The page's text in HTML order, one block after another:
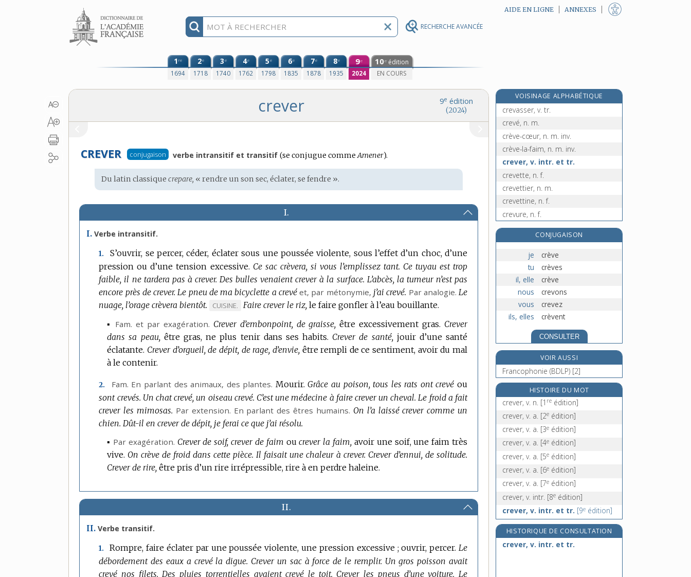
RECHERCHE AVANCÉE
Aller au contenu AIDE EN LIGNE ANNEXES
1re
1694
2e
1718
3e
1740
4e
1762
5e
1798
6e
1835
7e
1878
8e
1935
9e
2024
10e édition
EN COURS
9e édition
(2024)
crever
CREVER conjugaison verbe intransitif et transitif Conjugaison
(se conjugue commeAmener).
Étymologie
:
Dulatin classique crepare, « rendre un son sec, éclater, se fendre ».
I.
I. Verbe intransitif.
1.
S’ouvrir, se percer, céder, éclater sous une poussée violente, sous l’effet d’un choc, d’une
pression ou d’une tension excessive. Ce sac crèvera, si vous l’emplissez tant. Ce tuyau est trop
faible, il ne tardera pas à crever. Des bulles venaient crever à la surface. L’abcès, la tumeur n’est pas
encore près de crever. Le pneu de ma bicyclette a crevé et, par métonymie, j’ai crevé. Par analogie. Le
nuage, l’orage crèvera bientôt.
MARQUE
DOMAINE
CUISINE. Faire crever le riz, le faire gonfler à l’eau bouillante.
▪ Fam. et par exagération. Crever d’embonpoint, de graisse, être excessivement gras. Crever
dans sa peau, être gras, ne plus tenir dans ses habits. Crever de santé, jouir d’une santé
éclatante. Crever d’orgueil, de dépit, de rage, d’envie, être rempli de ce sentiment, avoir du mal
à le contenir.
2. Fam. En parlant des animaux, des plantes. Mourir. Grâce au poison, tous les rats ont crevé ou
sont crevés. Un chat crevé, un oiseau crevé. C’est une médecine à faire crever un cheval. Le froid a fait
crever les mimosas. Par extension. En parlant des êtres humains. On l’a laissé crever comme un
chien. Dût-il en crever de dépit, je ferai ce que j’ai résolu.
▪ Par exagération. Crever de soif, crever de faim oucrever la faim, avoir une soif, une faim très
vive. On crève de froid dans cette pièce. Il faisait une chaleur à crever. Crever d’ennui, de solitude.
Crever de rire, être pris d’un rire irrépressible, rire à en perdre haleine.
II.
II. Verbe transitif.
1. Rompre, faire éclater par une poussée violente, une pression excessive ; ouvrir, percer. Le
débordement des eaux a crevé la digue. Crever un sac à force de le remplir. Un gros poisson avait
crevé nos filets. Des pluies torrentielles avaient crevé le toit. Crever les pneus d’une voiture. Le
VOISINAGE ALPHABÉTIQUE
crevasse, n. f.
crevasser, v. tr.
crevé, n. m.
crève-cœur, n. m. inv.
crève-la-faim, n. m. inv.
crever, v. intr. et tr.
crevette, n. f.
crevettier, n. m.
crevettine, n. f.
crevure, n. f.
cri, n. m.
criaillement, n. m.
criailler, v. intr.
criaillerie, n. f.
criailleur, -euse, n.
CONJUGAISON
je
crève
tu
crèves
il, elle
crève
nous
crevons
vous
crevez
ils, elles
crèvent
CONSULTER
VOIR AUSSI
Francophonie (BDLP) [2]
HISTOIRE DU MOT
crever, v. n. [1 re édition]
crever, v. a. [2e édition]
crever, v. a. [3e édition]
crever, v. a. [4e édition]
crever, v. a. [5e édition]
crever, v. a. [6e édition]
crever, v. a. [7e édition]
crever, v. intr. [8e édition]
crever, v. intr. et tr. [9e édition]
HISTORIQUE DE CONSULTATION
crever, v. intr. et tr.